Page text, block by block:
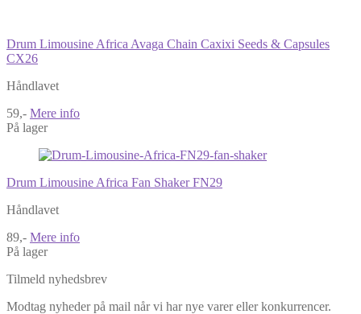
Drum Limousine Africa Avaga Chain Caxixi Seeds & Capsules
CX26
Håndlavet
59,- Mere info
På lager
Drum Limousine Africa Fan Shaker FN29
Håndlavet
89,- Mere info
På lager
Tilmeld nyhedsbrev
Modtag nyheder på mail når vi har nye varer eller konkurrencer.